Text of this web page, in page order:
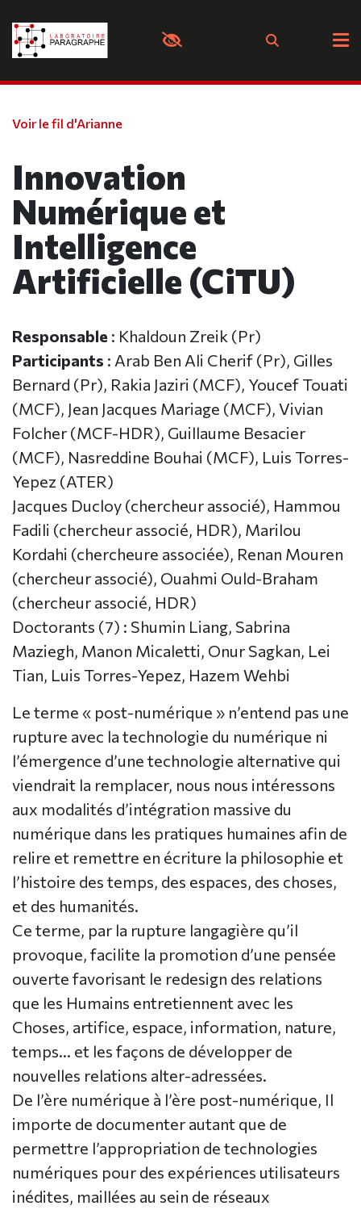
Voir le fil d'Arianne
Innovation
Numérique et
Intelligence
Artificielle (CiTU)
Responsable : Khaldoun Zreik (Pr)
Participants : Arab Ben Ali Cherif (Pr), Gilles
Bernard (Pr), Rakia Jaziri (MCF), Youcef Touati
(MCF), Jean Jacques Mariage (MCF), Vivian
Folcher (MCF-HDR), Guillaume Besacier
(MCF), Nasreddine Bouhai (MCF), Luis Torres-
Yepez (ATER)
Jacques Ducloy (chercheur associé), Hammou
Fadili (chercheur associé, HDR), Marilou
Kordahi (chercheure associée), Renan Mouren
(chercheur associé), Ouahmi Ould-Braham
(chercheur associé, HDR)
Doctorants (7) : Shumin Liang, Sabrina
Maziegh, Manon Micaletti, Onur Sagkan, Lei
Tian, Luis Torres-Yepez, Hazem Wehbi
Le terme « post-numérique » n’entend pas une
rupture avec la technologie du numérique ni
l’émergence d’une technologie alternative qui
viendrait la remplacer, nous nous intéressons
aux modalités d’intégration massive du
numérique dans les pratiques humaines afin de
relire et remettre en écriture la philosophie et
l’histoire des temps, des espaces, des choses,
et des humanités.
Ce terme, par la rupture langagière qu’il
provoque, facilite la promotion d’une pensée
ouverte favorisant le redesign des relations
que les Humains entretiennent avec les
Choses, artifice, espace, information, nature,
temps... et les façons de développer de
nouvelles relations alter-adressées.
De l’ère numérique à l’ère post-numérique, Il
importe de documenter autant que de
permettre l’appropriation de technologies
numériques pour des expériences utilisateurs
inédites, maillées au sein de réseaux